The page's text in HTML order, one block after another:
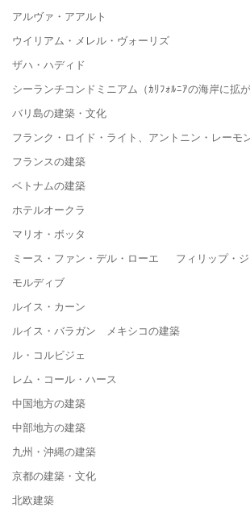
アルヴァ・アアルト
ウイリアム・メレル・ヴォーリズ
ザハ・ハディド
シーランチコンドミニアム（ｶﾘﾌｫﾙﾆｱの海岸に拡
バリ島の建築・文化
フランク・ロイド・ライト、アントニン・レーモ
フランスの建築
ベトナムの建築
ホテルオークラ
マリオ・ボッタ
ミース・ファン・デル・ローエ フィリップ・
モルディブ
ルイス・カーン
ルイス・バラガン メキシコの建築
ル・コルビジェ
レム・コール・ハース
中国地方の建築
中部地方の建築
九州・沖縄の建築
京都の建築・文化
北欧建築